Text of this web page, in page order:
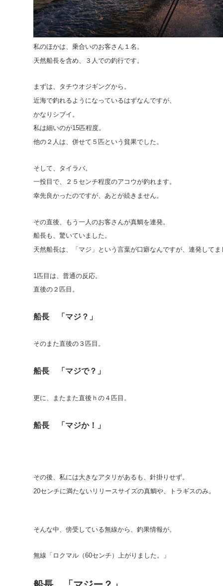
私のほかは、乗合いのお客さん１名。
天然船長を含め、３人での釣行です。
まずは、タチウオジギングから。
近海で釣れるようになっているはずなんですが、
かなりシブイ。
私は細いのが15匹程度。
他の２人は、併せて５匹という貧果でした。
そして、タイラバ。
一投目で、２５センチ程度のアコウが釣れます。
幸先良かったのですが、あとが続きません。
その直後、もう一人のお客さんが真鯛を連発。
船長も、驚いていました。
天然船長は、「マジ」という言葉が口癖なんですが、連発してま
1匹目は、普通の反応。
直後の２匹目。
船長 「マジ？」
そのまた直後の３匹目。
船長 「マジで？」
更に、またまた直後ｈの４匹目。
船長 「マジか！」
その後、私には大きなアタリがあるも、針掛りせず。
20センチに満たないリリースサイズの真鯛や、トラギスのみ。
そんな中、傍受している無線から、釣果情報が。
無線「ロクマル（60センチ）上がりました。」